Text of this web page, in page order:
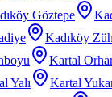
Göztepe
Kadıköy
Kartal
Yalı Kartal